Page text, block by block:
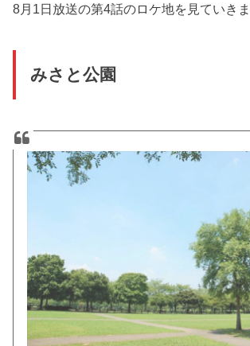
8月1日放送の第4話のロケ地を見ていきま
みさと公園